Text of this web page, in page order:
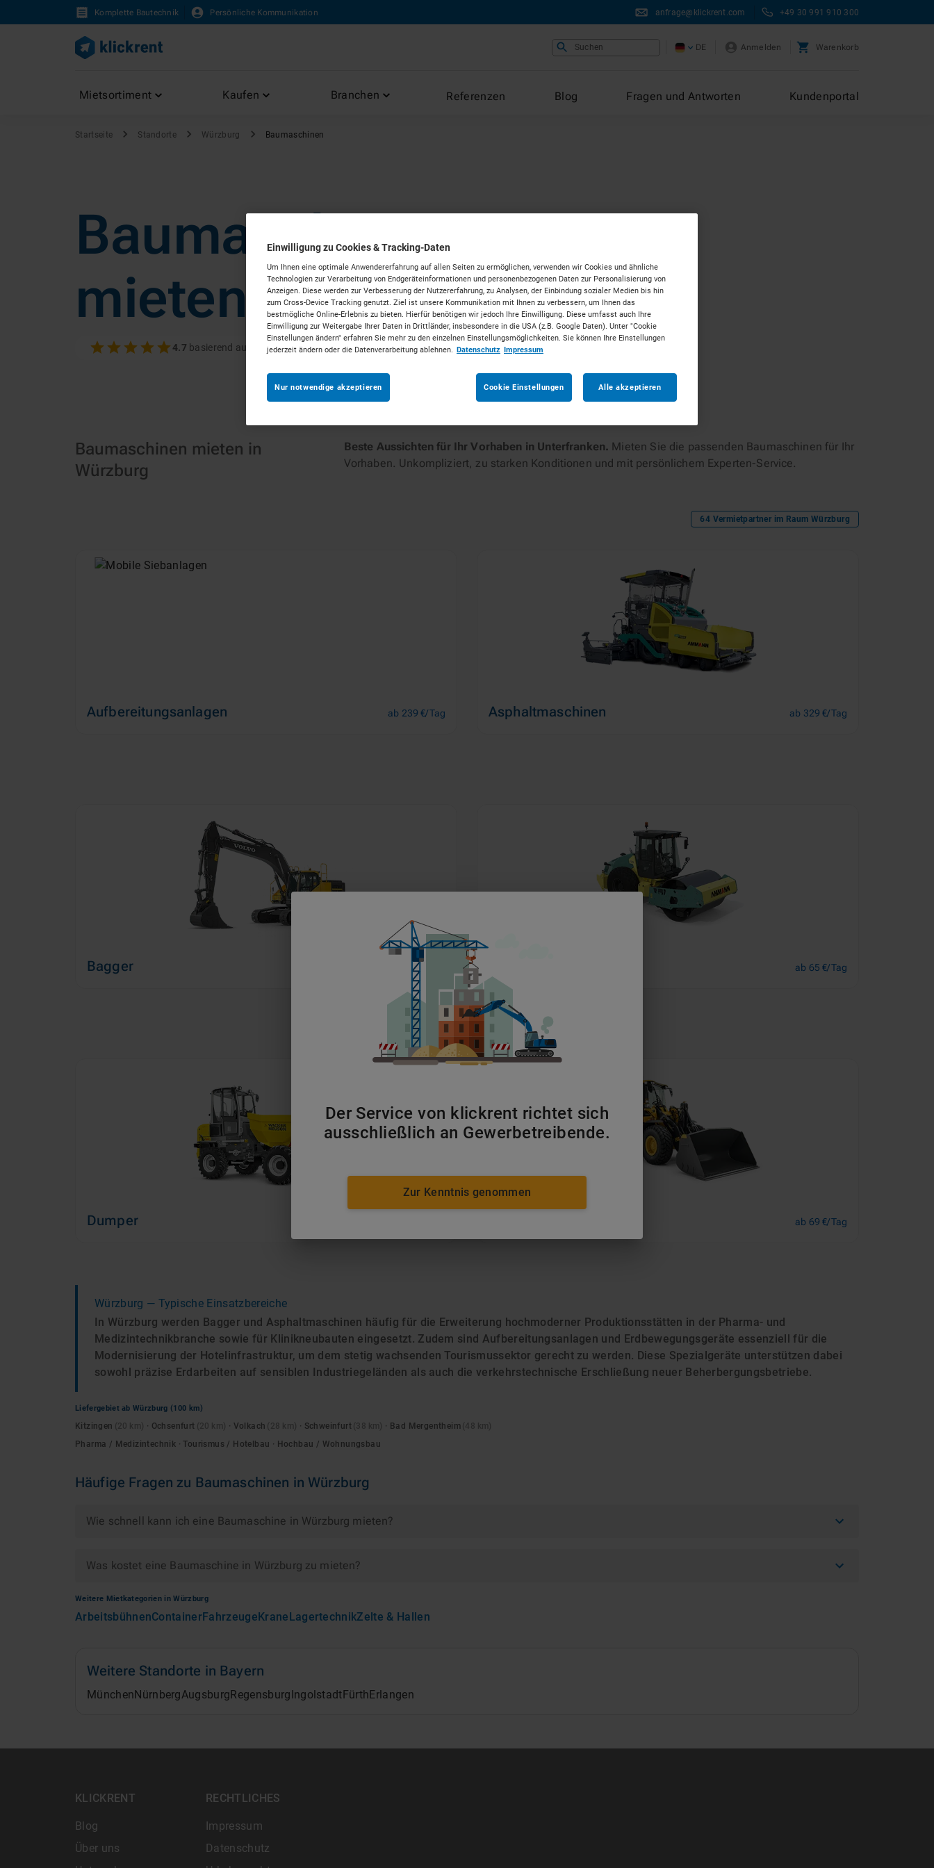
Komplette Bautechnik Persönliche Kommunikation anfrage@klickrent.com +49 30 991 910 300
Suchen DE Anmelden Warenkorb
Mietsortiment Kaufen Branchen Referenzen Blog Fragen und Antworten Kundenportal
Startseite Standorte Würzburg Baumaschinen
Baumaschinen
mieten in Würzburg
4.7 basierend auf 100+ Bewertungen
Baumaschinen mieten in
Würzburg
Beste Aussichten für Ihr Vorhaben in Unterfranken. Mieten Sie die passenden Baumaschinen für Ihr
Vorhaben. Unkompliziert, zu starken Konditionen und mit persönlichem Experten-Service.
64 Vermietpartner im Raum Würzburg
Aufbereitungsanlagen ab 239 €/Tag Asphaltmaschinen ab 329 €/Tag
Bagger ab 176 €/Tag ab 65 €/Tag
Dumper ab 69 €/Tag
Würzburg — Typische Einsatzbereiche
In Würzburg werden Bagger und Asphaltmaschinen häufig für die Erweiterung hochmoderner Produktionsstätten in der Pharma- und
Medizintechnikbranche sowie für Klinikneubauten eingesetzt. Zudem sind Aufbereitungsanlagen und Erdbewegungsgeräte essenziell für die
Modernisierung der Hotelinfrastruktur, um dem stetig wachsenden Tourismussektor gerecht zu werden. Diese Spezialgeräte unterstützen dabei
sowohl präzise Erdarbeiten auf sensiblen Industriegeländen als auch die verkehrstechnische Erschließung neuer Beherbergungsbetriebe.
Liefergebiet abWürzburg (100 km)
Kitzingen · Ochsenfurt · Volkach · Schweinfurt · Bad Mergentheim
Pharma / Medizintechnik · Tourismus / Hotelbau · Hochbau / Wohnungsbau
Häufige Fragen zu Baumaschinen inWürzburg
Wie schnell kann ich eine Baumaschine in Würzburg mieten?
Was kostet eine Baumaschine in Würzburg zu mieten?
Weitere Mietkategorien inWürzburg
ArbeitsbühnenContainerFahrzeugeKraneLagertechnikZelte & Hallen
Weitere Standorte in Bayern
MünchenNürnbergAugsburgRegensburgIngolstadtFürthErlangen
KLICKRENT
Blog
Über uns
RECHTLICHES
Impressum
Datenschutz
Der Service von klickrent richtet sich
ausschließlich an Gewerbetreibende.
Zur Kenntnis genommen
Einwilligung zu Cookies & Tracking-Daten
Um Ihnen eine optimale Anwendererfahrung auf allen Seiten zu ermöglichen, verwenden wir Cookies und ähnliche
Technologien zur Verarbeitung von Endgeräteinformationen und personenbezogenen Daten zur Personalisierung von
Anzeigen. Diese werden zur Verbesserung der Nutzererfahrung, zu Analysen, der Einbindung sozialer Medien bis hin
zum Cross-Device Tracking genutzt. Ziel ist unsere Kommunikation mit Ihnen zu verbessern, um Ihnen das
bestmögliche Online-Erlebnis zu bieten. Hierfür benötigen wir jedoch Ihre Einwilligung. Diese umfasst auch Ihre
Einwilligung zur Weitergabe Ihrer Daten in Drittländer, insbesondere in die USA (z.B. Google Daten). Unter "Cookie
Einstellungen ändern" erfahren Sie mehr zu den einzelnen Einstellungsmöglichkeiten. Sie können Ihre Einstellungen
jederzeit ändern oder die Datenverarbeitung ablehnen. Datenschutz Impressum
Nur notwendige akzeptieren Alle akzeptieren
Cookie Einstellungen